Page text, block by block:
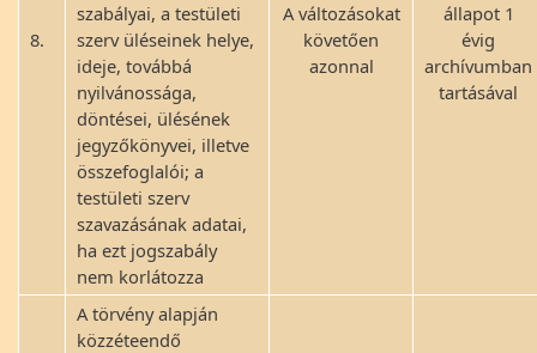
8.
szabályai, a testületi
szerv üléseinek helye,
ideje, továbbá
nyilvánossága,
döntései, ülésének
jegyzőkönyvei, illetve
összefoglalói; a
testületi szerv
szavazásának adatai,
ha ezt jogszabály
nem korlátozza
A változásokat
követően
azonnal
állapot 1
évig
archívumban
tartásával
A törvény alapján
közzéteendő